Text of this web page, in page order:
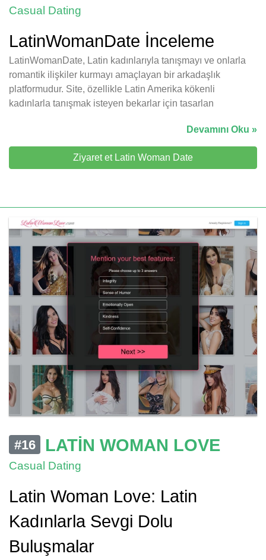
Casual Dating
LatinWomanDate İnceleme
LatinWomanDate, Latin kadınlarıyla tanışmayı ve onlarla
romantik ilişkiler kurmayı amaçlayan bir arkadaşlık
platformudur. Site, özellikle Latin Amerika kökenli
kadınlarla tanışmak isteyen bekarlar için tasarlan
Devamını Oku »
Ziyaret et Latin Woman Date
#16 LATIN WOMAN LOVE
Casual Dating
Latin Woman Love: Latin
Kadınlarla Sevgi Dolu
Buluşmalar